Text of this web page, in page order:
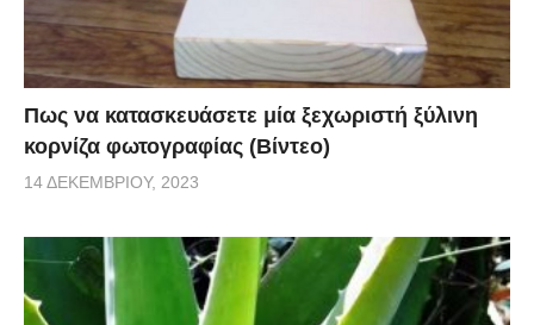
Πως να κατασκευάσετε μία ξεχωριστή ξύλινη
κορνίζα φωτογραφίας (Βίντεο)
14 ΔΕΚΕΜΒΡΊΟΥ, 2023